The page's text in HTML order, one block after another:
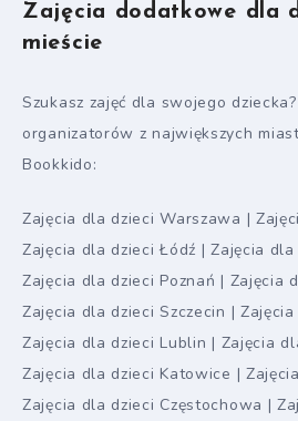
Zajęcia dodatkowe dla
mieście
Szukasz zajęć dla swojego
organizatorów z największych
Bookkido:
Zajęcia dla dzieci Warszawa |
Zajęcia dla dzieci Łódź | Zajęcia
Zajęcia dla dzieci Poznań | Zajęcia
Zajęcia dla dzieci Szczecin |
Zajęcia dla dzieci Lublin | Zajęcia
Zajęcia dla dzieci Katowice |
Zajęcia dla dzieci Częstochowa |